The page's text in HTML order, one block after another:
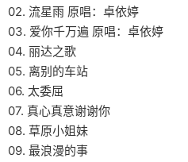
02. 流星雨 原唱：卓依婷
03. 爱你千万遍 原唱：卓依婷
04. 丽达之歌
05. 离别的车站
06. 太委屈
07. 真心真意谢谢你
08. 草原小姐妹
09. 最浪漫的事